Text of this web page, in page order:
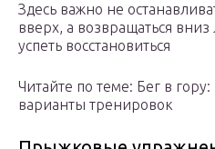
Здесь важно не
вверх, а возвращаться
успеть восстановиться
Читайте по теме: Бег в
варианты тренировок